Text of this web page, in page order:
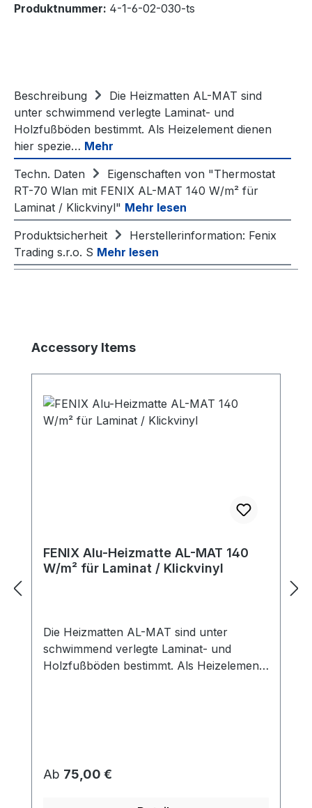
Produktnummer: 4-1-6-02-030-ts
Beschreibung
Die Heizmatten AL-MAT sind
unter schwimmend verlegte Laminat- und
Holzfußböden bestimmt. Als Heizelement dienen
hier spezie… Mehr
Techn. Daten
Eigenschaften von "Thermostat
RT-70 Wlan mit FENIX AL-MAT 140 W/m² für
Laminat / Klickvinyl" Mehr lesen
Produktsicherheit
Herstellerinformation: Fenix
Trading s.r.o. S Mehr lesen
Produktgalerie überspringen
Accessory Items
FENIX Alu-Heizmatte AL-MAT 140
W/m² für Laminat / Klickvinyl
Die Heizmatten AL-MAT sind unter
schwimmend verlegte Laminat- und
Holzfußböden bestimmt. Als Heizelement
Matte mit einem Anschlussleiter (sog.
Regulärer Preis:
Ab 75,00 €